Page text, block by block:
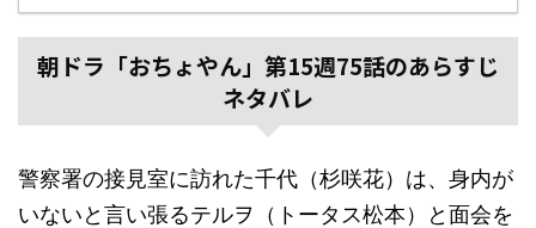
朝ドラ「おちょやん」第15週75話のあらすじ
ネタバレ
警察署の接見室に訪れた千代（杉咲花）は、身内が
いないと言い張るテルヲ（トータス松本）と面会を